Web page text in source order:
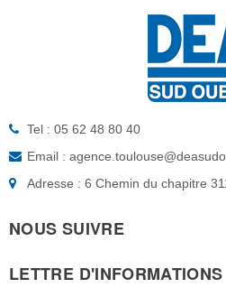
Tel : 05 62 48 80 40
Email :
Adresse : 6 Chemin du chapitre
NOUS SUIVRE
LETTRE D'INFORMATIONS